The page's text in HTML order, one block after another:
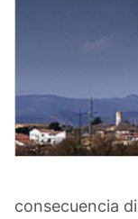
consecuencia